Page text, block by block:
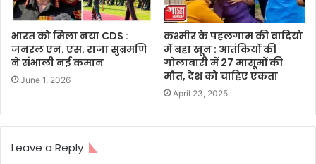
भारत को मिला नया CDS :
जनरल एन. एस. राजा सुब्रमणि
ने संभाली नई कमान
June 1, 2026
कश्मीर के पहलगाम की वादियो
में बहा खून : आतंकियों की
गोलाबारी में 27 मासूमों की
मौत, देश को चाहिए एकता
April 23, 2025
Leave a Reply